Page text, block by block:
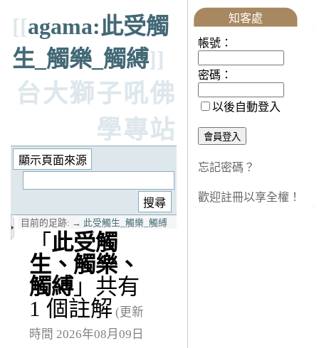
[[agama:此受觸
生_觸樂_觸縛]]
台大獅子吼佛
學專站
目前的足跡: → 此受觸生_觸樂_觸縛
「 此受觸
生、觸樂、
觸縛」共有
1 個註解 (更新
時間 2026年08月09日
知客處
帳號：
密碼：
以後自動登入
忘記密碼？
歡迎註冊以享全權！